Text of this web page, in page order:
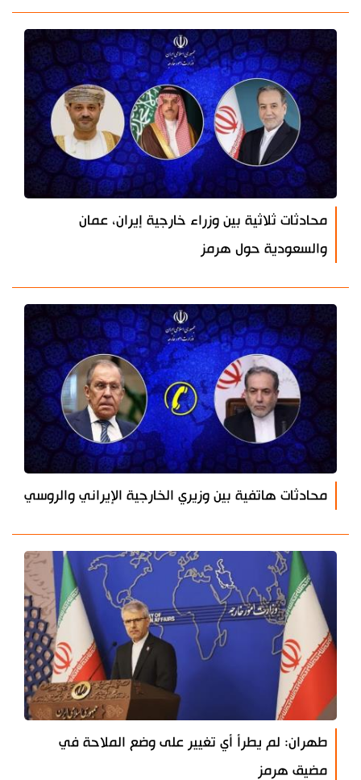
محادثات ثلاثية بين وزراء خارجية إيران، عمان
والسعودية حول هرمز
محادثات هاتفية بين وزيري الخارجية الإيراني والروسي
طهران: لم يطرأ أي تغيير على وضع الملاحة في
مضيق هرمز